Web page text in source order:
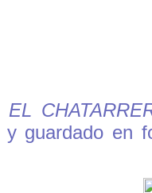
EL
y guardado en